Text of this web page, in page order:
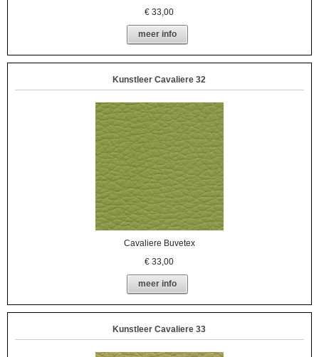
€33,00
meer info
Kunstleer Cavaliere 32
Cavaliere Buvetex
€33,00
meer info
Kunstleer Cavaliere 33